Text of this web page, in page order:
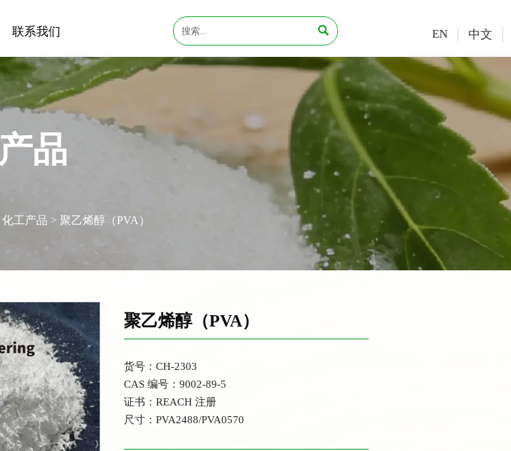
联系我们  EN 中文
产品
化工产品 > 聚乙烯醇（PVA）
聚乙烯醇（PVA）
货号：CH-2303
CAS 编号：9002-89-5
证书：REACH 注册
尺寸：PVA2488/PVA0570